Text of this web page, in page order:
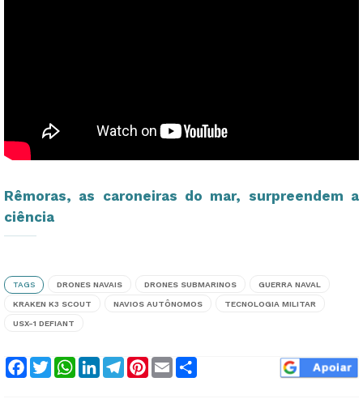
Rêmoras, as caroneiras do mar, surpreendem a
ciência
TAGS DRONES NAVAIS DRONES SUBMARINOS GUERRA NAVAL
KRAKEN K3 SCOUT NAVIOS AUTÔNOMOS TECNOLOGIA MILITAR
USX-1 DEFIANT
Facebook
TwitterWhatsApp
LinkedInTelegram
Pinterest
Email